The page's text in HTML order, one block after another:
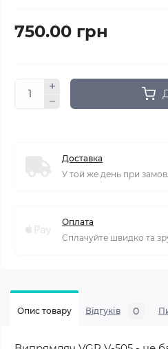
750.00 грн
Доставка
У той же день при
Оплата
Сплачуйте швидко та
Опис товару Відгуків 0